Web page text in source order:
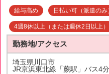
給与高め 日払い可（派遣のみ
4週8休以上（または週休2日以上）
勤務地/アクセス
埼玉県川口市
JR京浜東北線「蕨駅」バス4分